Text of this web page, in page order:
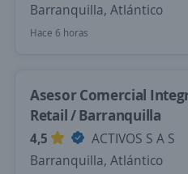
Barranquilla, Atlántico
Hace 6 horas
Asesor Comercial
Retail / Barranquilla
4,5
ACTIVOS S A S
Barranquilla, Atlántico